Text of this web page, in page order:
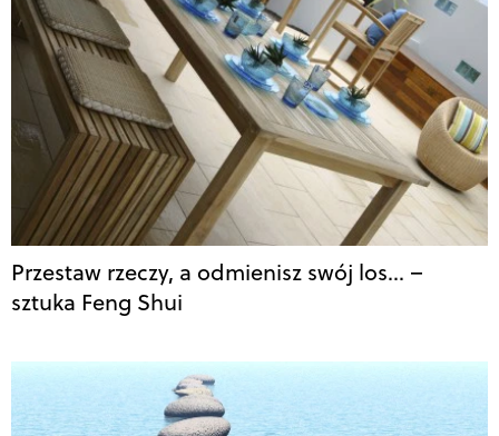
Przestaw rzeczy, a odmienisz swój los… –
sztuka Feng Shui